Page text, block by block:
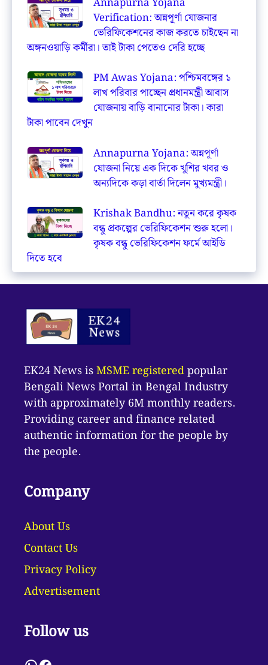
Verification: অন্নপূর্ণা যোজনার
ভেরিফিকেশনের কাজ করতে চাইছেন না
অঙ্গনওয়াড়ি কর্মীরা। তাই টাকা পেতেও দেরি হচ্ছে
PM Awas Yojana: পশ্চিমবঙ্গের ১
লাখ পরিবার পাচ্ছেন প্রধানমন্ত্রী আবাস
যোজনায় বাড়ি বানানোর টাকা। কারা
টাকা পাবেন দেখুন
Annapurna Yojana: অন্নপূর্ণা
যোজনা নিয়ে এক দিকে খুশির খবর ও
অন্যদিকে কড়া বার্তা দিলেন মুখ্যমন্ত্রী।
Krishak Bandhu: নতুন করে কৃষক
বন্ধু প্রকল্পের ভেরিফিকেশন শুরু হলো।
কৃষক বন্ধু ভেরিফিকেশন ফর্মে আইডি
দিতে হবে
EK24 News isMSME registeredpopular
Bengali News Portal in Bengal Industry
with approximately 6M monthly readers.
Providing career and finance related
authentic information for the people by
the people.
Company
About Us
Contact Us
Privacy Policy
Advertisement
Follow us